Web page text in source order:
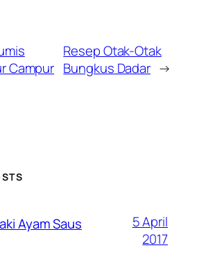
Campur
Resep Otak-Otak
Bungkus Dadar →
Ayam Saus
5 April
2017